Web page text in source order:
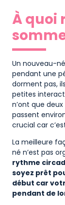
À quoi
Un nouveau-
pendant une
dorment pas,
petites
n’ont que deux
passent
crucial car
La meilleure
né n’est pas
rythme
soyez prêt
début car
pendant de